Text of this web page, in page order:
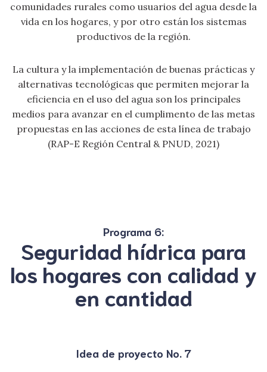
comunidades rurales como usuarios del agua desde la
vida en los hogares, y por otro están los sistemas
productivos de la región.
La cultura y la implementación de buenas prácticas y
alternativas tecnológicas que permiten mejorar la
eficiencia en el uso del agua son los principales
medios para avanzar en el cumplimento de las metas
propuestas en las acciones de esta línea de trabajo
(RAP-E Región Central & PNUD, 2021)
Programa 6:
Seguridad hídrica para
los hogares con calidad y
en cantidad
Idea de proyecto No. 7